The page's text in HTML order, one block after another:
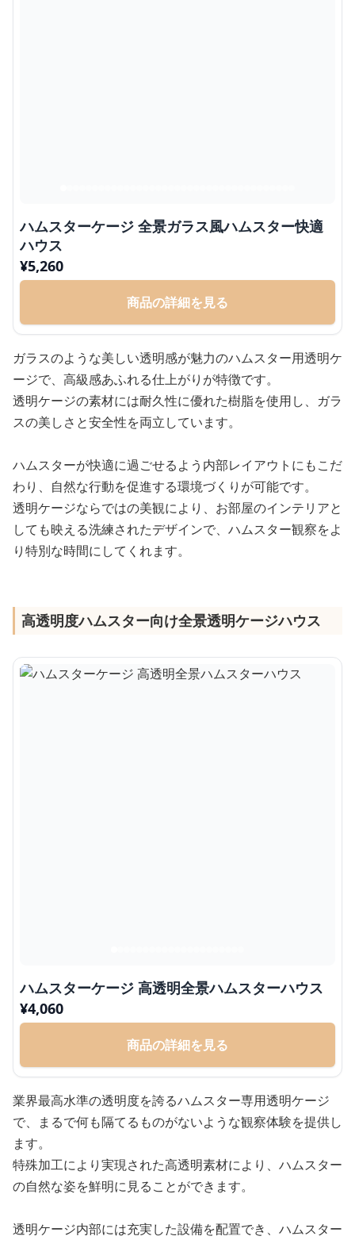
ハムスターケージ 全景ガラス風ハムスター快適
ハウス
¥5,260
商品の詳細を見る
ガラスのような美しい透明感が魅力のハムスター用透明ケ
ージで、高級感あふれる仕上がりが特徴です。
透明ケージの素材には耐久性に優れた樹脂を使用し、ガラ
スの美しさと安全性を両立しています。
ハムスターが快適に過ごせるよう内部レイアウトにもこだ
わり、自然な行動を促進する環境づくりが可能です。
透明ケージならではの美観により、お部屋のインテリアと
しても映える洗練されたデザインで、ハムスター観察をよ
り特別な時間にしてくれます。
高透明度ハムスター向け全景透明ケージハウス
ハムスターケージ 高透明全景ハムスターハウス
¥4,060
商品の詳細を見る
業界最高水準の透明度を誇るハムスター専用透明ケージ
で、まるで何も隔てるものがないような観察体験を提供し
ます。
特殊加工により実現された高透明素材により、ハムスター
の自然な姿を鮮明に見ることができます。
透明ケージ内部には充実した設備を配置でき、ハムスター